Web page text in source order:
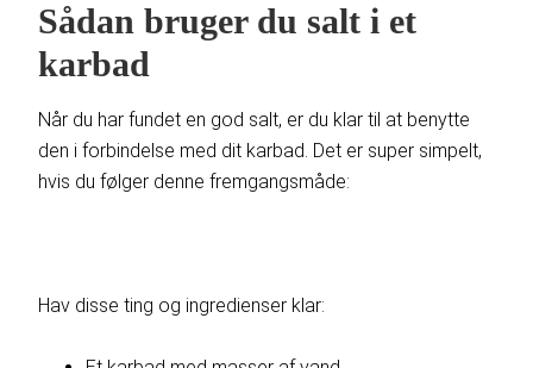
Sådan bruger du salt i et
karbad
Når du har fundet en god salt, er du klar til at benytte
den i forbindelse med dit karbad. Det er super simpelt,
hvis du følger denne fremgangsmåde:
Hav disse ting og ingredienser klar: